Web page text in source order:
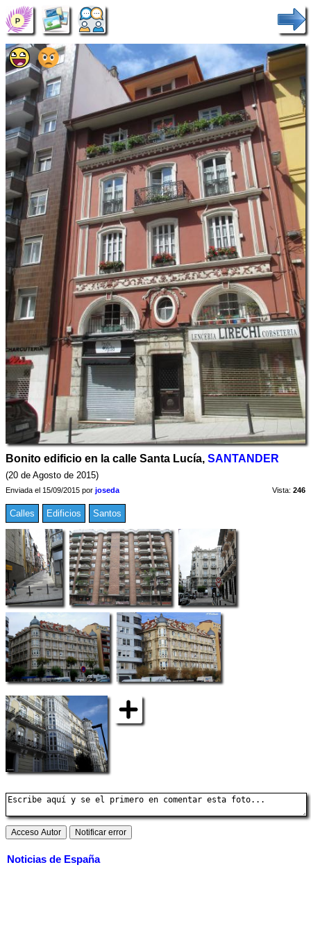
Bonito edificio en la calle Santa Lucía, SANTANDER
(20 de Agosto de 2015)
Enviada el 15/09/2015 por joseda Vista: 246
Calles Edificios Santos
Noticias de España